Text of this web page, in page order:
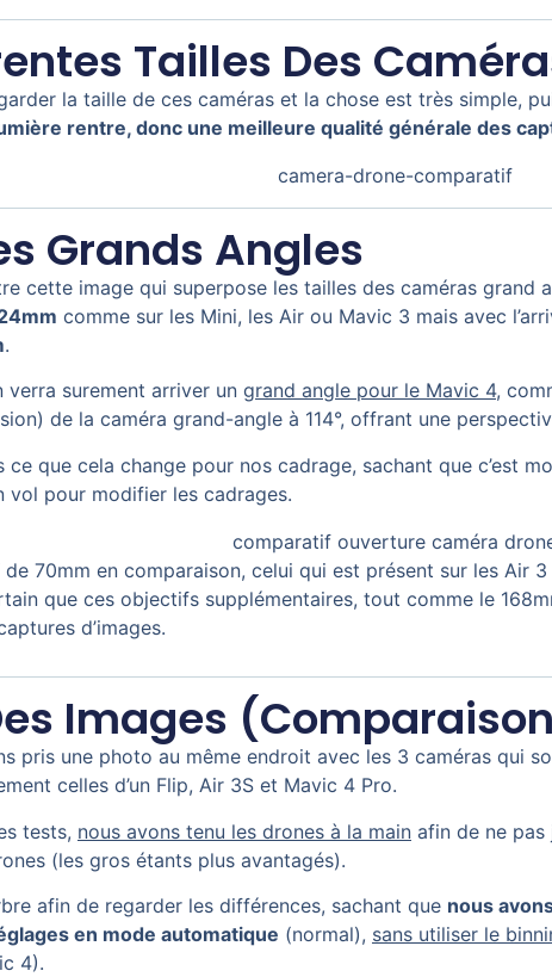
Tailles Des
la taille de ces caméras et la chose est très simple,
rentre, donc une meilleure qualité générale des
Grands Angles
cette image qui superpose les tailles des caméras grand
comme sur les Mini, les Air ou Mavic 3 mais avec
.
verra surement arriver un grand angle pour le Mavic 4,
de la caméra grand-angle à 114°, offrant une
ce que cela change pour nos cadrage, sachant que c’est
vol pour modifier les cadrages.
de 70mm en comparaison, celui qui est présent sur les Air
que ces objectifs supplémentaires, tout comme le
d’images.
Images
pris une photo au même endroit avec les 3 caméras qui
celles d’un Flip, Air 3S et Mavic 4 Pro.
tests, nous avons tenu les drones à la main afin de ne
(les gros étants plus avantagés).
afin de regarder les différences, sachant que nous
en mode automatique (normal), sans utiliser le
4).